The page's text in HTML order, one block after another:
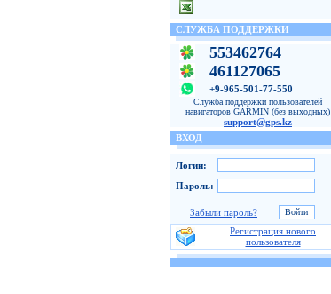
СЛУЖБА ПОДДЕРЖКИ
553462764
461127065
+9-965-501-77-550
Служба поддержки пользователей
навигаторов GARMIN (без выходных)
support@gps.kz
ВХОД
Логин:
Пароль:
Забыли пароль?
Регистрация нового
пользователя